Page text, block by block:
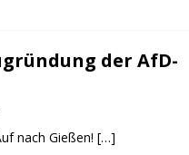
der AfD-
nach Gießen! […]